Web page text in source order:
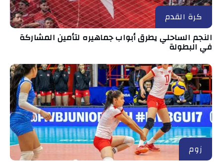
كرة القدم
النجم الساحلي يطرق أبواب جماهيره لتأمين المشاركة
في البطولة
زوم